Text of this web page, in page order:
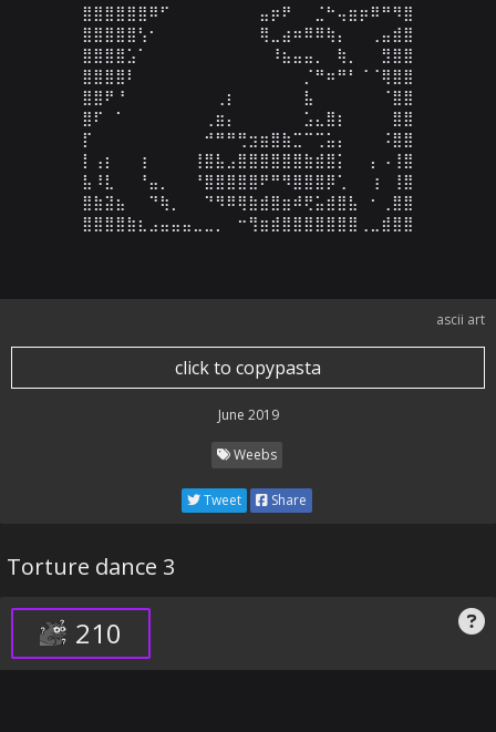
⣿⣿⣿⣿⣿⣿⠿⠋⠀⠀⠀⠀⠀⠀⠀⠀⣤⡶⠟⠀⠀⣈⠓⢤⣶⡶⠿⠛⠻⣿
⣿⣿⣿⣿⣿⢣⠂⠀⠀⠀⠀⠀⠀⠀⠀⠀⢿⣀⣴⠶⠿⠿⢷⡄⠀⠀⢀⣤⣾⣿
⣿⣿⣿⣿⣡⠁⠀⠀⠀⠀⠀⠀⠀⠀⠀⠀⠀⠸⣦⣤⣤⡀⠀⢷⡀⠀⠀⣻⣿⣿
⣿⣿⣿⣿⠇⠀⠀⠀⠀⠀⠀⠀⠀⠀⠀⠀⠀⠀⠀⠀⡈⠛⠶⠛⠃⠈⠈⢿⣿⣿
⣿⣿⠟⠘⠀⠀⠀⠀⠀⠀⠀⠀⢀⡆⠀⠀⠀⠀⠀⠀⣧⠀⠀⠀⠀⠀⠀⠈⣿⣿
⣿⠏⠀⠁⠀⠀⠀⠀⠀⠀⠀⢀⣶⡄⠀⠀⠀⠀⠀⠀⣡⣄⣿⡆⠀⠀⠀⠀⣿⣿
⡏⠀⠀⠀⠀⠀⠀⠀⠀⠀⠀⠚⠛⠛⢛⣲⣶⣿⣷⣉⠉⢉⣥⡄⠀⠀⠀⠨⣿⣿
⡇⢠⡆⠀⠀⢰⠀⠀⠀⠀⢸⣿⣧⣠⣿⣿⣿⣿⣿⣿⣷⣾⣿⡅⠀⠀⡄⠠⢸⣿
⣧⠸⣇⠀⠀⠘⣤⡀⠀⠀⠘⣿⣿⣿⣿⣿⠟⠛⠻⣿⣿⣿⡿⢁⠀⠀⢰⠀⢸⣿
⣿⣷⣽⣦⠀⠀⠙⢷⡀⠀⠀⠙⠻⠿⢿⣷⣾⣿⣶⠾⢟⣥⣾⣿⣧⠀⠂⢀⣿⣿
⣿⣿⣿⣿⣷⣆⣠⣤⣤⣤⣀⣀⡀⠀⠒⢻⣶⣾⣿⣿⣿⣿⣿⣿⣿⢀⣀⣾⣿⣿
ascii art
click to copypasta
June 2019
Weebs
Tweet Share
Torture dance 3
210